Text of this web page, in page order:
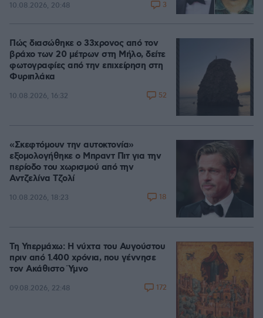
10.08.2026, 20:48 3
Πώς διασώθηκε ο 33χρονος από τον
βράχο των 20 μέτρων στη Μήλο, δείτε
φωτογραφίες από την επιχείρηση στη
Φυριπλάκα
10.08.2026, 16:32 52
«Σκεφτόμουν την αυτοκτονία»
εξομολογήθηκε ο Μπραντ Πιτ για την
περίοδο του χωρισμού από την
Αντζελίνα Τζολί
10.08.2026, 18:23 18
Τη Υπερμάχω: Η νύχτα του Αυγούστου
πριν από 1.400 χρόνια, που γέννησε
τον Ακάθιστο Ύμνο
09.08.2026, 22:48 172